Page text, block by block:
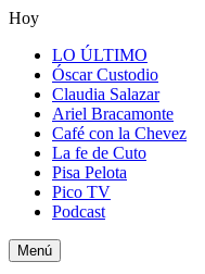
Hoy
LO ÚLTIMO
Óscar Custodio
Claudia Salazar
Ariel Bracamonte
Café con la Chevez
La fe de Cuto
Pisa Pelota
Pico TV
Podcast
Menú